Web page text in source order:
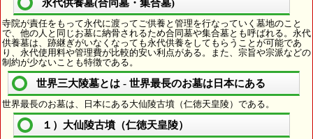
永代供養墓(合同墓・集合墓)
寺院が責任をもって永代に渡ってご供養と管理を行なっていく墓地のこと
で、他の人と同じお墓に納骨されるため合同墓や集合墓とも呼ばれる。永代
供養墓は、跡継ぎがいなくなっても永代供養をしてもらうことが可能であ
り、永代使用料や管理費が比較的安い利点がある。また、宗旨や宗派などの
制約が少ないことも特徴である。
世界三大陵墓とは - 世界最長のお墓は日本にある
世界最長のお墓は、日本にある大仙陵古墳（仁徳天皇陵）である。
１）大仙陵古墳（仁徳天皇陵）